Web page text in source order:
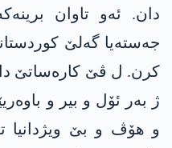
دان. ئەو تاوان
جەستەیا گەلێ
کرن. ل ڤێ کارەساتێ دا
ژ بەر ئۆل و بیر و
و ھۆڤ و بێ ویژدانیا